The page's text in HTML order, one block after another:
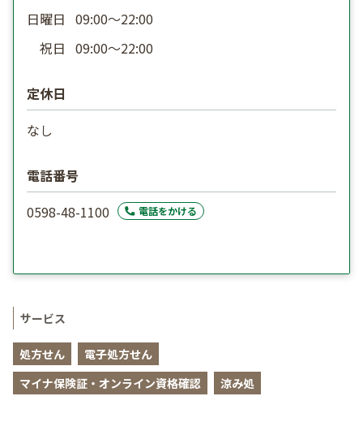
日曜日 09:00〜22:00
祝日 09:00〜22:00
定休日
なし
電話番号
0598-48-1100
電話をかける
サービス
処方せん
電子処方せん
マイナ保険証・オンライン資格確認
涼み処